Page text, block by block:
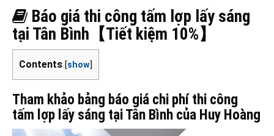
Báo giá thi công tấm lợp lấy sáng
tại Tân Bình【Tiết kiệm 10%】
Contents [show]
Tham khảo bảng báo giá chi phí thi công
tấm lợp lấy sáng tại Tân Bình của Huy Hoàng